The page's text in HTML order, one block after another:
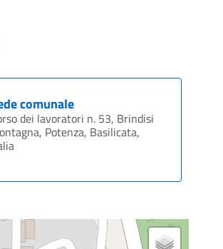
comunale
dei lavoratori n. 53, Brindisi
Potenza, Basilicata,